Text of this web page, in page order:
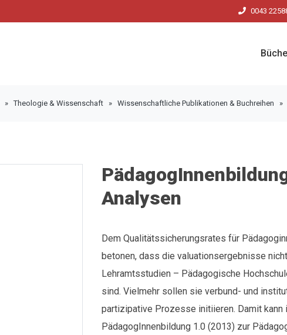
0043
»Theologie & Wissenschaft » Wissenschaftliche Publikationen & Buchreihen
Analysen
Dem Qualitätssicherungsrates für
betonen, dass die valuationsergebnisse
Lehramtsstudien – Pädagogische
sind. Vielmehr sollen sie verbund- und
partizipative Prozesse initiieren. Damit
PädagogInnenbildung 1.0 (2013) zur